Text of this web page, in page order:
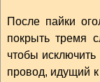
После пайки
покрыть тремя
чтобы
провод, идущий к